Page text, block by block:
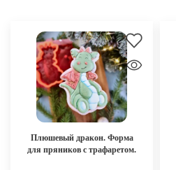
Плюшевый дракон. Форма
для пряников с трафаретом.